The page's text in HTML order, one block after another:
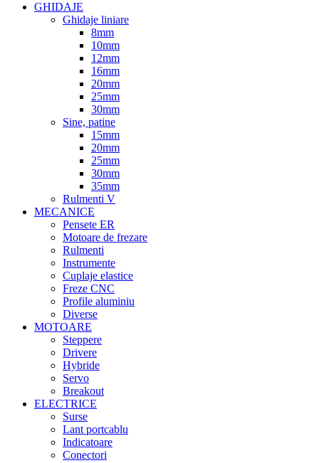
GHIDAJE
Ghidaje liniare
8mm
10mm
12mm
16mm
20mm
25mm
30mm
Sine, patine
15mm
20mm
25mm
30mm
35mm
Rulmenti V
MECANICE
Pensete ER
Motoare de frezare
Rulmenti
Instrumente
Cuplaje elastice
Freze CNC
Profile aluminiu
Diverse
MOTOARE
Steppere
Drivere
Hybride
Servo
Breakout
ELECTRICE
Surse
Lant portcablu
Indicatoare
Conectori